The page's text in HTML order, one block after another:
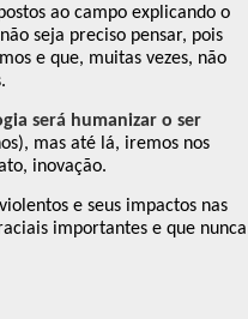
ao campo explicando o
seja preciso pensar, pois
e que, muitas vezes, não
será humanizar o ser
mas até lá, iremos nos
inovação.
e seus impactos nas
importantes e que nunca